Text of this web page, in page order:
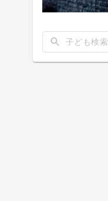
子ども検索